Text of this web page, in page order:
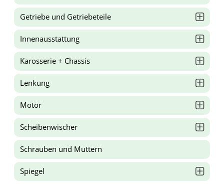
Getriebe und Getriebeteile
Innenausstattung
Karosserie + Chassis
Lenkung
Motor
Scheibenwischer
Schrauben und Muttern
Spiegel